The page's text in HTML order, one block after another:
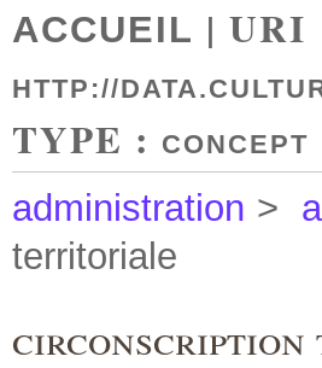
ACCUEIL | URI
HTTP://
TYPE : CONCEPT
administration >
territoriale